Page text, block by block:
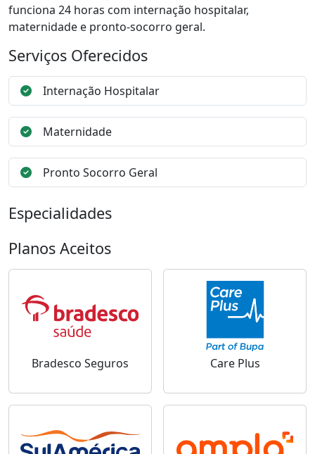
funciona 24 horas com internação hospitalar,
maternidade e pronto-socorro geral.
Serviços Oferecidos
Internação Hospitalar
Maternidade
Pronto Socorro Geral
Especialidades
Planos Aceitos
Bradesco Seguros Care Plus